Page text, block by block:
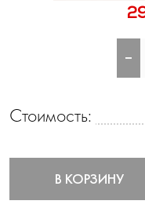
-
Стоимость:
В КОРЗИНУ